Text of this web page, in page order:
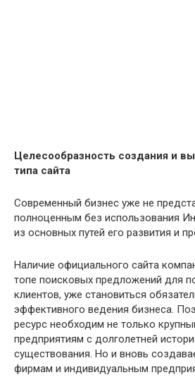
Целесообразность создания и
типа сайта
Современный бизнес уже не
полноценным без использования
из основных путей его развития и
Наличие официального сайта
топе поисковых предложений для
клиентов, уже становиться
эффективного ведения бизнеса.
ресурс необходим не только
предприятиям с долголетней
существования. Но и вновь
фирмам и индивидуальным